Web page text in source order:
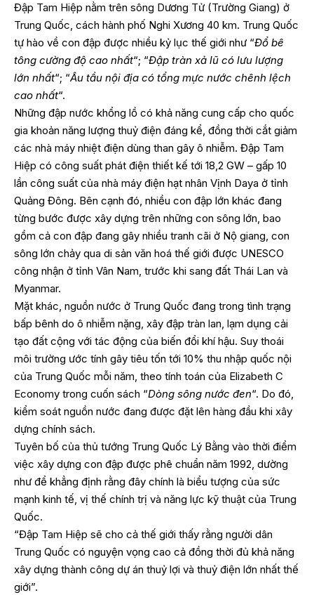
Đập Tam Hiệp nằm trên sông Dương Tử (Trường Giang) ở
Trung Quốc, cách hành phố Nghi Xương 40 km. Trung Quốc
tự hào về con đập được nhiều kỷ lục thế giới như “Đổ bê
tông cường độ cao nhất“; “Đập tràn xả lũ có lưu lượng
lớn nhất“; “Âu tầu nội địa có tổng mực nước chênh lệch
cao nhất“.
Những đập nước khổng lồ có khả năng cung cấp cho quốc
gia khoản năng lượng thuỷ điện đáng kể, đồng thời cắt giảm
các nhà máy nhiệt điện dùng than gây ô nhiễm. Đập Tam
Hiệp có công suất phát điện thiết kế tới 18,2 GW – gấp 10
lần công suất của nhà máy điện hạt nhân Vịnh Daya ở tỉnh
Quảng Đông. Bên cạnh đó, nhiều con đập lớn khác đang
từng bước được xây dựng trên những con sông lớn, bao
gồm cả con đập đang gây nhiều tranh cãi ở Nộ giang, con
sông lớn chảy qua di sản văn hoá thế giới được UNESCO
công nhận ở tỉnh Vân Nam, trước khi sang đất Thái Lan và
Myanmar.
Mặt khác, nguồn nước ở Trung Quốc đang trong tình trạng
bấp bênh do ô nhiễm nặng, xây đập tràn lan, lạm dụng cải
tạo đất cộng với tác động của biến đổi khí hậu. Suy thoái
môi trường ước tính gây tiêu tốn tới 10% thu nhập quốc nội
của Trung Quốc mỗi năm, theo tính toán của Elizabeth C
Economy trong cuốn sách “Dòng sông nước đen“. Do đó,
kiểm soát nguồn nước đang được đặt lên hàng đầu khi xây
dựng chính sách.
Tuyên bố của thủ tướng Trung Quốc Lý Bằng vào thời điểm
việc xây dựng con đập được phê chuẩn năm 1992, dường
như để khẳng định rằng đây chính là biểu tượng của sức
mạnh kinh tế, vị thế chính trị và năng lực kỹ thuật của Trung
Quốc.
“Đập Tam Hiệp sẽ cho cả thế giới thấy rằng người dân
Trung Quốc có nguyện vọng cao cả đồng thời đủ khả năng
xây dựng thành công dự án thuỷ lợi và thuỷ điện lớn nhất thế
giới”.